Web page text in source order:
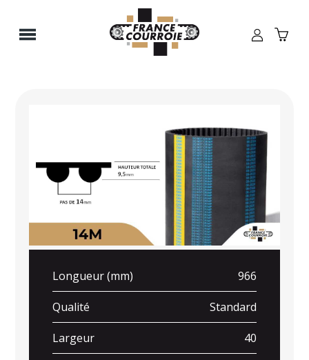
Longueur (mm) 966
Qualité Standard
Largeur 40
Panneau de gestion des cookies